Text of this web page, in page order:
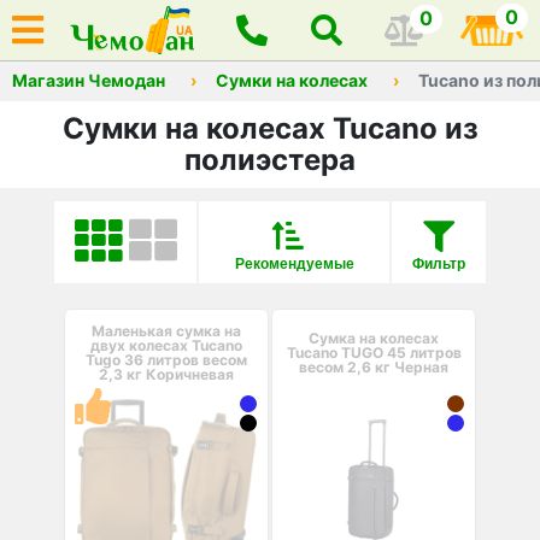
0 0
Магазин Чемодан Сумки на колесах Tucano из
Сумки на колесах Tucano из
полиэстера
Фильтр
Рекомендуемые
Маленькая сумка на
двух колесах Tucano
Tugo 36 литров весом
2,3 кг Коричневая
Сумка на колесах
Tucano TUGO 45 литров
весом 2,6 кг Черная